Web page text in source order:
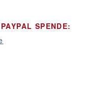
SPENDE: